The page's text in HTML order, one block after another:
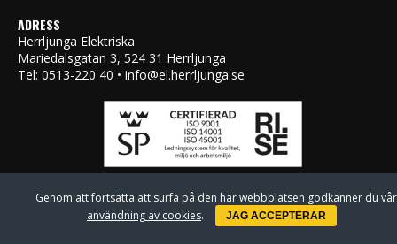
ADRESS
Herrljunga Elektriska
Mariedalsgatan 3, 524 31 Herrljunga
Tel: 0513-220 40 • info@el.herrljunga.se
Genom att fortsätta att surfa på den här webbplatsen godkänner du vår
användning av cookies. JAG ACCEPTERAR